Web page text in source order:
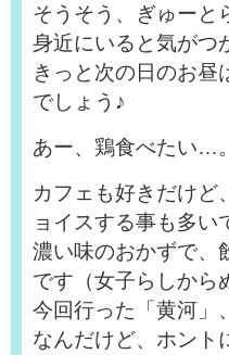
そうそう、ぎゅーと
身近にいると気がつ
きっと次の日のお昼
でしょう♪
あー、鶏食べたい…
カフェも好きだけど
ョイスする事も多い
濃い味のおかずで、
です（女子らしから
今回行った「黄河」
なんだけど、ホン